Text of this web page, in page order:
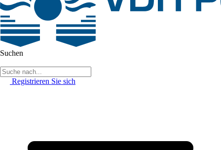
Suchen
Registrieren Sie sich